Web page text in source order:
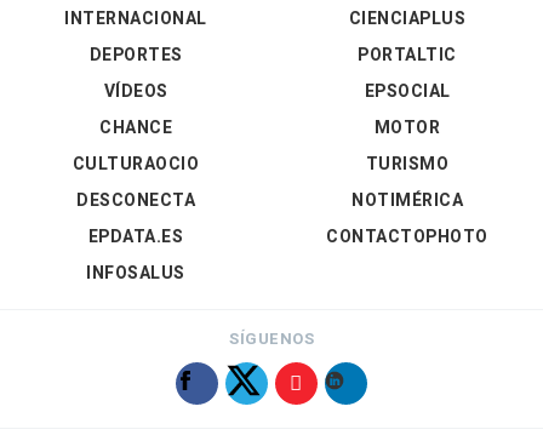
INTERNACIONAL
DEPORTES
VÍDEOS
CIENCIAPLUS
PORTALTIC
EPSOCIAL
CHANCE
CULTURAOCIO
DESCONECTA
EPDATA.ES
INFOSALUS
MOTOR
TURISMO
NOTIMÉRICA
CONTACTOPHOTO
SÍGUENOS